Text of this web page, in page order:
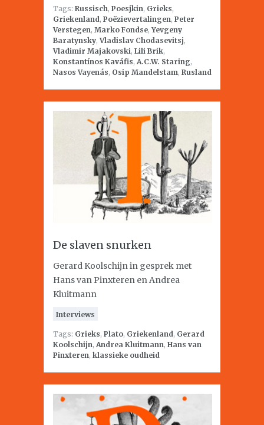
Tags: Russisch, Poesjkin, Grieks,
Griekenland, Poëzievertalingen, Peter
Verstegen, Marko Fondse,Yevgeny
Baratynsky,Vladislav Chodasevitsj,
Vladimir Majakovski, Lili Brik,
Konstantínos Kaváfis, A.C.W. Staring,
Nasos Vayenás, Osip Mandelstam, Rusland
De slaven snurken
Gerard Koolschijn in gesprek met
Hans van Pinxteren en Andrea
Kluitmann
Interviews
Tags: Grieks, Plato, Griekenland, Gerard
Koolschijn, Andrea Kluitmann, Hans van
Pinxteren, klassieke oudheid